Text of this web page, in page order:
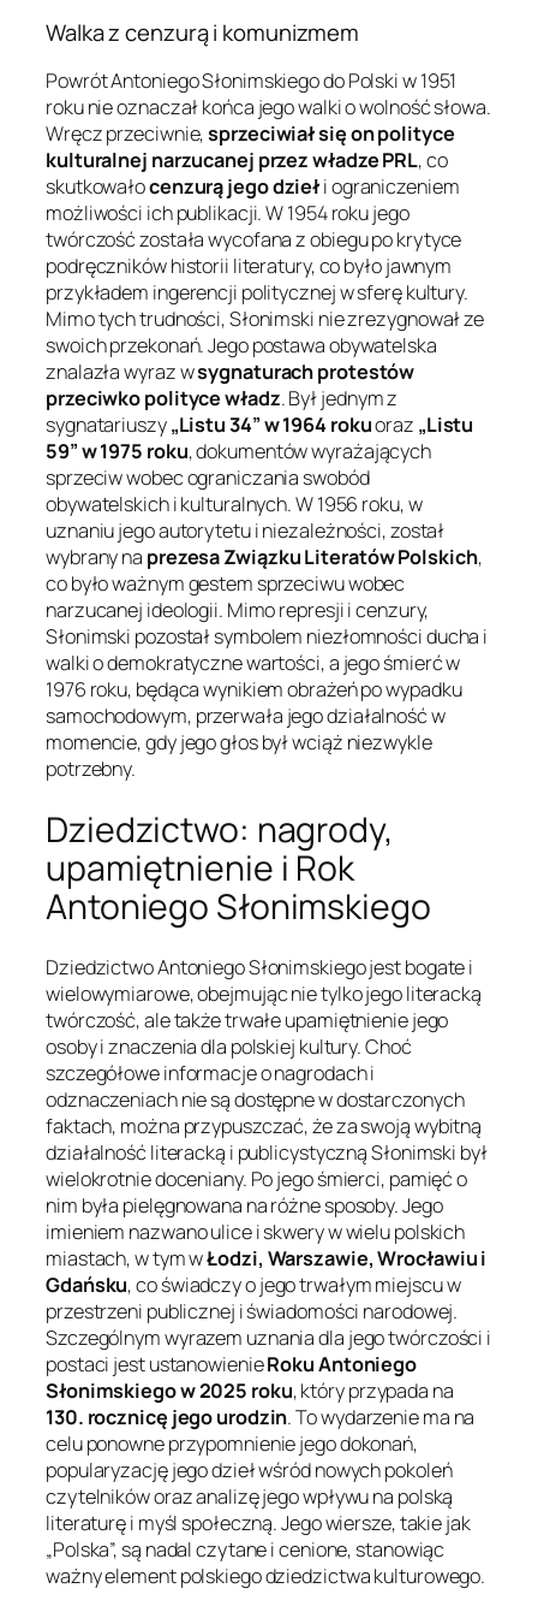
Walka z cenzurą i komunizmem
Powrót Antoniego Słonimskiego do Polski w 1951
roku nie oznaczał końca jego walki o wolność słowa.
Wręcz przeciwnie,sprzeciwiał się on polityce
kulturalnej narzucanej przez władze PRL, co
skutkowałocenzurą jego dziełi ograniczeniem
możliwości ich publikacji. W 1954 roku jego
twórczość została wycofana z obiegu po krytyce
podręczników historii literatury, co było jawnym
przykładem ingerencji politycznej w sferę kultury.
Mimo tych trudności, Słonimski nie zrezygnował ze
swoich przekonań. Jego postawa obywatelska
znalazła wyraz wsygnaturach protestów
przeciwko polityce władz. Był jednym z
sygnatariuszy„Listu 34” w 1964 rokuoraz „Listu
59” w 1975 roku, dokumentów wyrażających
sprzeciw wobec ograniczania swobód
obywatelskich i kulturalnych. W 1956 roku, w
uznaniu jego autorytetu i niezależności, został
wybrany na prezesa Związku Literatów Polskich,
co było ważnym gestem sprzeciwu wobec
narzucanej ideologii. Mimo represji i cenzury,
Słonimski pozostał symbolem niezłomności ducha i
walki o demokratyczne wartości, a jego śmierć w
1976 roku, będąca wynikiem obrażeń po wypadku
samochodowym, przerwała jego działalność w
momencie, gdy jego głos był wciąż niezwykle
potrzebny.
Dziedzictwo: nagrody,
upamiętnienie i Rok
Antoniego Słonimskiego
Dziedzictwo Antoniego Słonimskiego jest bogate i
wielowymiarowe, obejmując nie tylko jego literacką
twórczość, ale także trwałe upamiętnienie jego
osoby i znaczenia dla polskiej kultury. Choć
szczegółowe informacje o nagrodach i
odznaczeniach nie są dostępne w dostarczonych
faktach, można przypuszczać, że za swoją wybitną
działalność literacką i publicystyczną Słonimski był
wielokrotnie doceniany. Po jego śmierci, pamięć o
nim była pielęgnowana na różne sposoby. Jego
imieniem nazwano ulice i skwery w wielu polskich
miastach, w tym wŁodzi, Warszawie, Wrocławiu i
Gdańsku, co świadczy o jego trwałym miejscu w
przestrzeni publicznej i świadomości narodowej.
Szczególnym wyrazem uznania dla jego twórczości i
postaci jest ustanowienieRoku Antoniego
Słonimskiego w 2025 roku, który przypada na
130. rocznicę jego urodzin. To wydarzenie ma na
celu ponowne przypomnienie jego dokonań,
popularyzację jego dzieł wśród nowych pokoleń
czytelników oraz analizę jego wpływu na polską
literaturę i myśl społeczną. Jego wiersze, takie jak
„Polska”, są nadal czytane i cenione, stanowiąc
ważny element polskiego dziedzictwa kulturowego.